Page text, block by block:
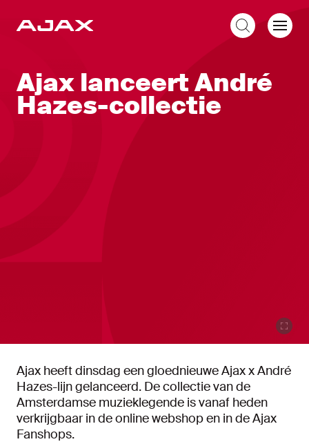
Ajax lanceert André
Hazes-collectie
Ajax heeft dinsdag een gloednieuwe Ajax x André
Hazes-lijn gelanceerd. De collectie van de
Amsterdamse muzieklegende is vanaf heden
verkrijgbaar in de online webshop en in de Ajax
Fanshops.